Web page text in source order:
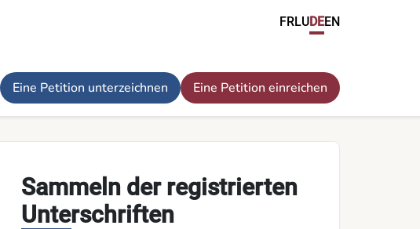
FRLUDEEN
Eine Petition unterzeichnen Eine Petition einreichen
Sammeln der registrierten
Unterschriften